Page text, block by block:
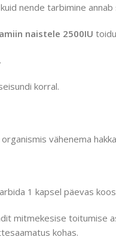
nende tarbimine
naistele 2500IU
korral.
vähenema
1 kapsel päevas
mitmekesise toitumise
kohas.